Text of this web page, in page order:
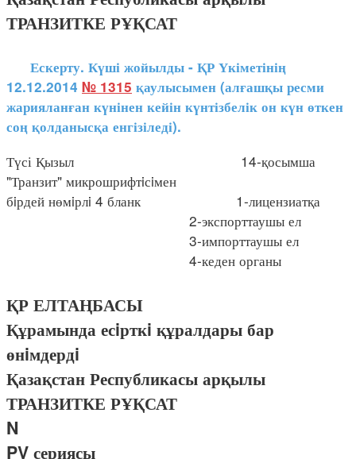
ТРАНЗИТКЕ РҰҚСАТ
Ескерту. Күші жойылды - ҚР Үкіметінің
12.12.2014 № 1315 қаулысымен (алғашқы ресми
жарияланған күнінен кейін күнтізбелік он күн өткен
соң қолданысқа енгізіледі).
Түсі Қызыл 14-қосымша
"Транзит" микрошрифтiсiмен
бiрдей нөмiрлi 4 бланк 1-лицензиатқа
2-экспорттаушы ел
3-импорттаушы ел
4-кеден органы
ҚР ЕЛТАҢБАСЫ
Құрамында есiрткi құралдары бар
өнiмдердi
Қазақстан Республикасы арқылы
ТРАНЗИТКЕ РҰҚСАТ
N
PV сериясы